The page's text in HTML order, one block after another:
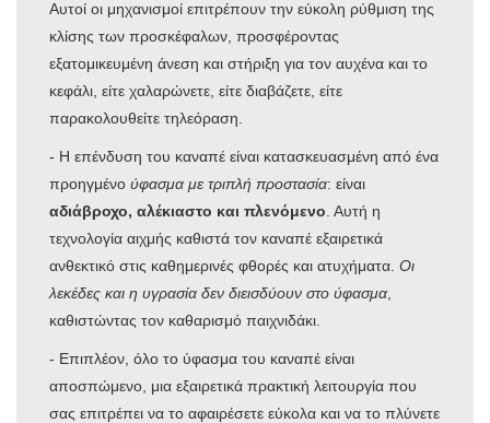
Αυτοί οι μηχανισμοί επιτρέπουν την εύκολη ρύθμιση της
κλίσης των προσκέφαλων, προσφέροντας
εξατομικευμένη άνεση και στήριξη για τον αυχένα και το
κεφάλι, είτε χαλαρώνετε, είτε διαβάζετε, είτε
παρακολουθείτε τηλεόραση.
- Η επένδυση του καναπέ είναι κατασκευασμένη από ένα
προηγμένο ύφασμα με τριπλή προστασία: είναι
αδιάβροχο, αλέκιαστο και πλενόμενο . Αυτή η
τεχνολογία αιχμής καθιστά τον καναπέ εξαιρετικά
ανθεκτικό στις καθημερινές φθορές και ατυχήματα. Οι
λεκέδες και η υγρασία δεν διεισδύουν στο ύφασμα
καθιστώντας τον καθαρισμό παιχνιδάκι.
- Επιπλέον, όλο το ύφασμα του καναπέ είναι
αποσπώμενο, μια εξαιρετικά πρακτική λειτουργία που
σας επιτρέπει να το αφαιρέσετε εύκολα και να το πλύνετε